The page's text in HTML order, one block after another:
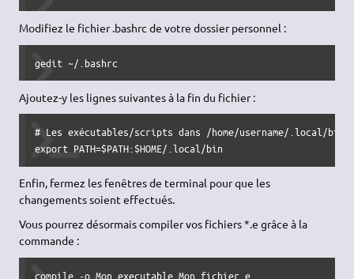
Modifiez le fichier .bashrc de votre dossier personnel :
gedit ~/.bashrc
Ajoutez-y les lignes suivantes à la fin du fichier :
# Les exécutables/scripts dans /home/username/.local/bin
export PATH=$PATH:$HOME/.local/bin
Enfin, fermez les fenêtres de terminal pour que les
changements soient effectués.
Vous pourrez désormais compiler vos fichiers *.e grâce à la
commande :
compile -o Mon_executable Mon_fichier.e